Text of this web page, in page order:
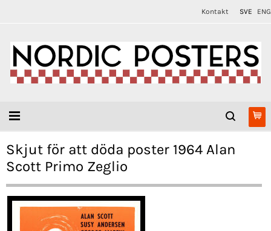
Kontakt SVE ENG
Skjut för att döda poster 1964 Alan
Scott Primo Zeglio